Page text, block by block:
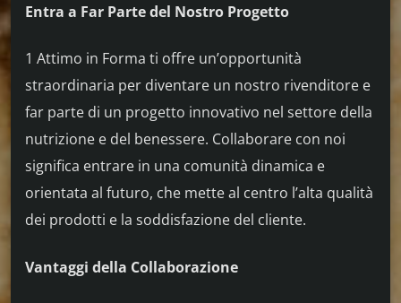
Entra a Far Parte del Nostro Progetto
1 Attimo in Forma ti offre un’opportunità
straordinaria per diventare un nostro rivenditore e
far parte di un progetto innovativo nel settore della
nutrizione e del benessere. Collaborare con noi
significa entrare in una comunità dinamica e
orientata al futuro, che mette al centro l’alta qualità
dei prodotti e la soddisfazione del cliente.
Vantaggi della Collaborazione